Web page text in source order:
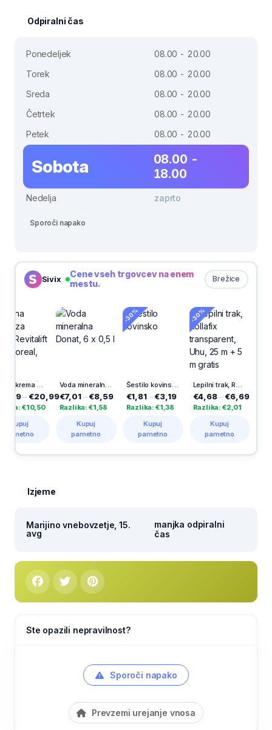
Odpiralni čas
Ponedeljek
08.00 - 20.00
Torek
08.00 - 20.00
Sreda
08.00 - 20.00
Četrtek
08.00 - 20.00
Petek
08.00 - 20.00
Sobota
08.00 -
18.00
Nedelja zaprto
Sporoči napako
Sivix Brežice
Cene vseh trgovcev na enem
mestu.
Nočna krema za obraz Revitalift Filler, Loreal, 50 ml
€20,99
Voda mineralna Donat, 6 x 0,5 l
€7,01– €8,59
Razlika: €1,58
pametno
Šestilo kovinsko
€1,81 €3,19
Razlika: €1,38
pametno
Lepilni trak, Rollafix transparent, Uhu, 25 m + 5 m gratis
€4,68 –€6,69
Razlika: €2,01
pametno
-30%
€2,09
Razlika:
Izjeme
Marijino vnebovzetje, 15.
avg
manjka odpiralni
čas
Ste opazili nepravilnost?
Sporoči napako
Prevzemi urejanje vnosa